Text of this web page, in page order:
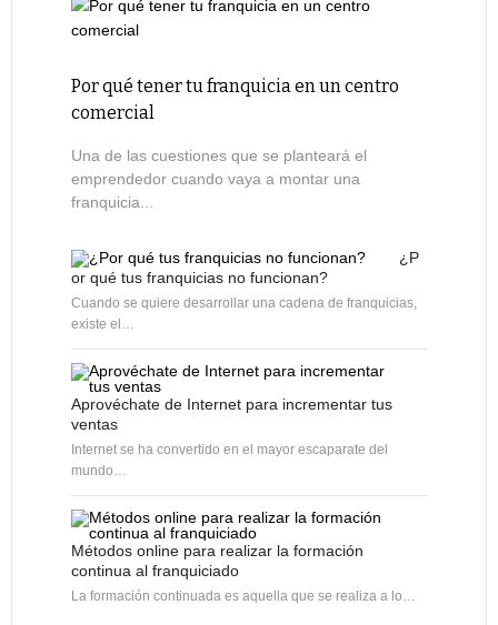
Por qué tener tu franquicia en un centro
comercial
Una de las cuestiones que se planteará el
emprendedor cuando vaya a montar una
franquicia...
¿P
or qué tus franquicias no funcionan?
Cuando se quiere desarrollar una cadena de franquicias,
existe el…
Aprovéchate de Internet para incrementar tus
ventas
Internet se ha convertido en el mayor escaparate del
mundo…
Métodos online para realizar la formación
continua al franquiciado
La formación continuada es aquella que se realiza a lo…